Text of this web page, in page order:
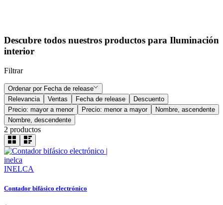
Descubre todos nuestros productos para Iluminación
interior
Filtrar
Ordenar por Fecha de release
Relevancia
Ventas Fecha de release
Descuento
Precio: mayor a menor
Precio: menor a mayor
Nombre, ascendente
Nombre, descendente
2 productos
INELCA
Contador bifásico electrónico